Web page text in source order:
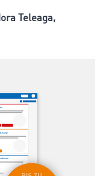
Teleaga,